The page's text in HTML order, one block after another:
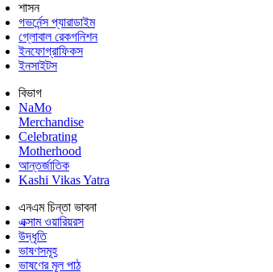
শাসন
গভর্নেন্স প্যারাডাইম
গ্লোবাল রেকগনিশন
ইনফোগ্রাফিকস
ইনসাইটস
বিভাগ
NaMo
Merchandise
Celebrating
Motherhood
আন্তর্জাতিক
Kashi Vikas Yatra
এনএম চিন্তা ভাবনা
এক্সাম ওয়ারিয়রস
উদ্ধৃতি
ভাষণসমূহ
ভাষণের মূল পাঠ